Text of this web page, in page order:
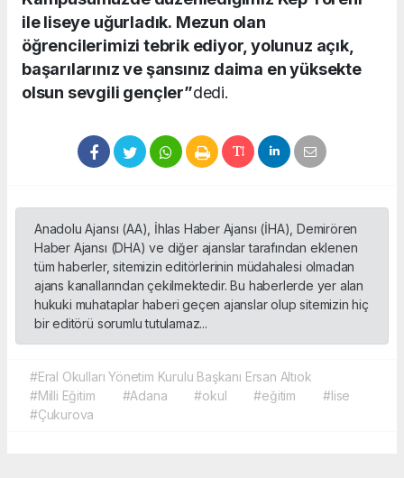
ile liseye uğurladık. Mezun olan
öğrencilerimizi tebrik ediyor, yolunuz açık,
başarılarınız ve şansınız daima en yüksekte
olsun sevgili gençler”dedi.
Anadolu Ajansı (AA), İhlas Haber Ajansı (İHA), Demirören
Haber Ajansı (DHA) ve diğer ajanslar tarafından eklenen
tüm haberler, sitemizin editörlerinin müdahalesi olmadan
ajans kanallarından çekilmektedir. Bu haberlerde yer alan
hukuki muhataplar haberi geçen ajanslar olup sitemizin hiç
bir editörü sorumlu tutulamaz...
#Eral Okulları Yönetim Kurulu Başkanı Ersan Altıok
#Milli Eğitim
#Adana #okul #eğitim
#lise
#Çukurova